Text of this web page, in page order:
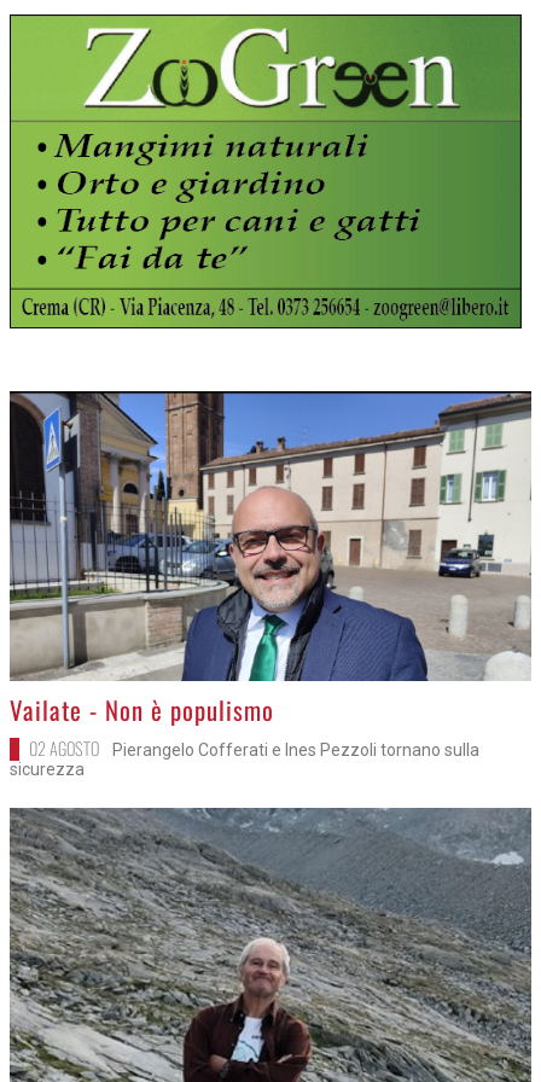
>
Vailate - Non è populismo
02 AGOSTO
Pierangelo Cofferati e Ines Pezzoli tornano sulla
sicurezza